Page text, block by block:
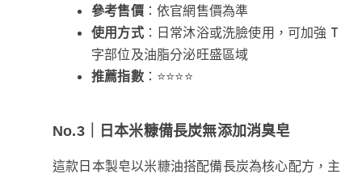
參考售價：依官網售價為準
使用方式：日常沐浴或洗臉使用，可加強 T
字部位及油脂分泌旺盛區域
推薦指數：⭐⭐⭐⭐
No.3｜日本米糠備長炭無添加消臭皂
這款日本製皂以米糠油搭配備長炭為核心配方，主